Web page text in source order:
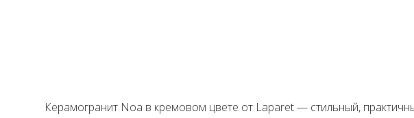
Керамогранит Noa в кремовом цвете от Laparet — стильный,